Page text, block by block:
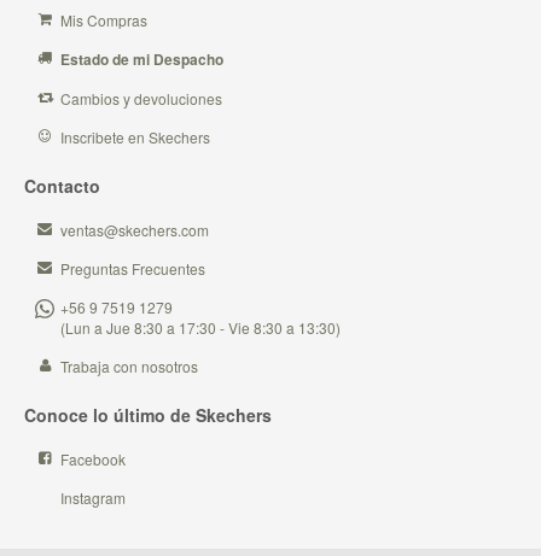
Mis Compras
Estado de mi Despacho
Cambios y devoluciones
Inscribete en Skechers
Contacto
ventas@skechers.com
Preguntas Frecuentes
+56 9 7519 1279
(Lun a Jue 8:30 a 17:30 - Vie 8:30 a 13:30)
Trabaja con nosotros
Conoce lo último de Skechers
Facebook
Instagram